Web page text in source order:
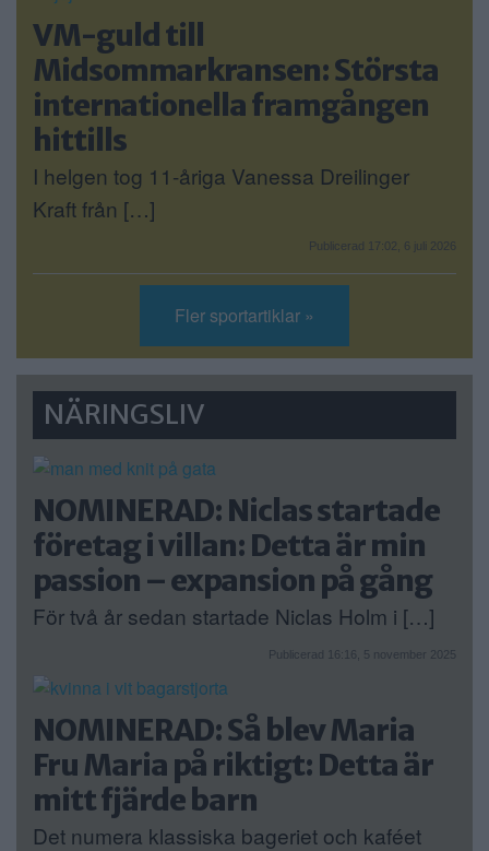
VM-guld till
Midsommarkransen: Största
internationella framgången
hittills
I helgen tog 11-åriga Vanessa Dreilinger
Kraft från […]
Publicerad 17:02, 6 juli 2026
Fler sportartiklar »
NÄRINGSLIV
NOMINERAD: Niclas startade
företag i villan: Detta är min
passion – expansion på gång
För två år sedan startade Niclas Holm i […]
Publicerad 16:16, 5 november 2025
NOMINERAD: Så blev Maria
Fru Maria på riktigt: Detta är
mitt fjärde barn
Det numera klassiska bageriet och kaféet